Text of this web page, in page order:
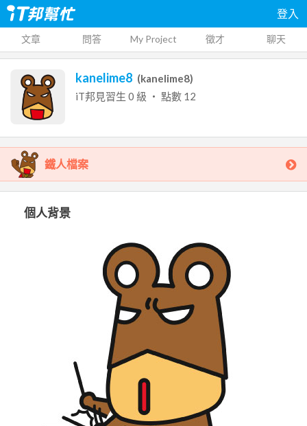
登入
文章 問答 My Project 徵才 聊天
kanelime8 (kanelime8)
iT邦見習生 0 級 ‧ 點數 12
鐵人檔案
個人背景